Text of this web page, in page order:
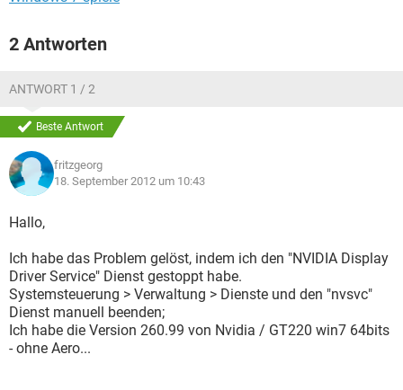
2 Antworten
ANTWORT 1 / 2
Beste Antwort
fritzgeorg
18. September 2012 um 10:43
Hallo,
Ich habe das Problem gelöst, indem ich den "NVIDIA Display
Driver Service" Dienst gestoppt habe.
Systemsteuerung > Verwaltung > Dienste und den "nvsvc"
Dienst manuell beenden;
Ich habe die Version 260.99 von Nvidia / GT220 win7 64bits
- ohne Aero...